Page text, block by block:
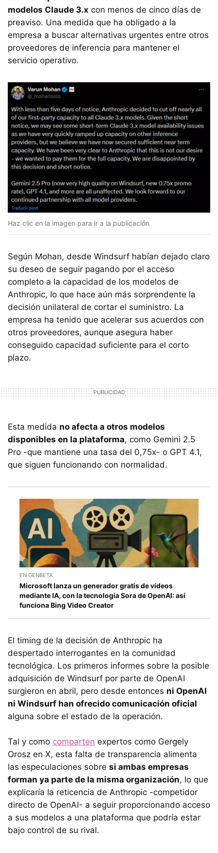
modelos Claude 3.x con menos de cinco días de
preaviso. Una medida que ha obligado a la
empresa a buscar alternativas urgentes entre otros
proveedores de inferencia para mantener el
servicio operativo.
Haz clic en la imagen para ir a la publicación
Según Mohan, desde Windsurf habían dejado claro
su deseo de seguir pagando por el acceso
completo a la capacidad de los modelos de
Anthropic, lo que hace aún más sorprendente la
decisión unilateral de cortar el suministro. La
empresa ha tenido que acelerar sus acuerdos con
otros proveedores, aunque asegura haber
conseguido capacidad suficiente para el corto
plazo.
Esta medida no afecta a otros modelos
disponibles en la plataforma, como Gemini 2.5
Pro -que mantiene una tasa del 0,75x- o GPT 4.1,
que siguen funcionando con normalidad.
EN GENBETA
Microsoft lanza un generador gratis de vídeos
mediante IA, con la tecnología Sora de OpenAI: así
funciona Bing Video Creator
El timing de la decisión de Anthropic ha
despertado interrogantes en la comunidad
tecnológica. Los primeros informes sobre la posible
adquisición de Windsurf por parte de OpenAI
surgieron en abril, pero desde entonces ni OpenAI
ni Windsurf han ofrecido comunicación oficial
alguna sobre el estado de la operación.
Tal y como comparten expertos como Gergely
Orosz en X, esta falta de transparencia alimenta
las especulaciones sobre si ambas empresas
forman ya parte de la misma organización, lo que
explicaría la reticencia de Anthropic -competidor
directo de OpenAI- a seguir proporcionando acceso
a sus modelos a una plataforma que podría estar
bajo control de su rival.